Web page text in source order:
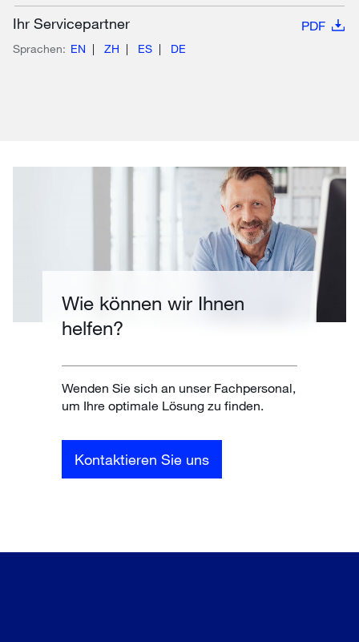
Ihr Servicepartner PDF
Sprachen: EN ZH ES DE
Wie können wir Ihnen
helfen?
Wenden Sie sich an unser Fachpersonal,
um Ihre optimale Lösung zu finden.
Kontaktieren Sie uns